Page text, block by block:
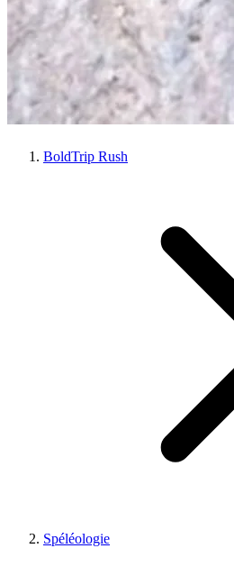
BoldTrip Rush
Spéléologie